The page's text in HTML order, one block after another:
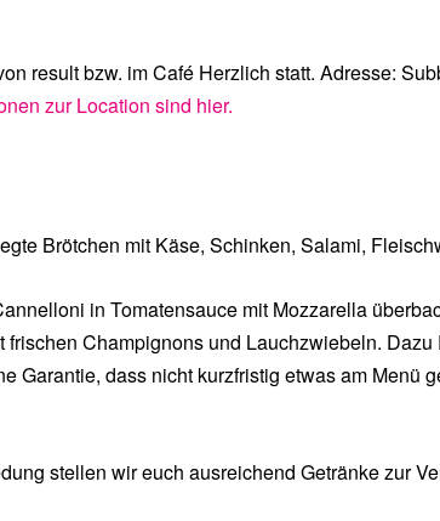
result bzw. im Café Herzlich statt. Adresse:
zur Location sind hier.
Brötchen mit Käse, Schinken, Salami,
in Tomatensauce mit Mozzarella
Champignons und Lauchzwiebeln.
Garantie, dass nicht kurzfristig etwas am Menü
stellen wir euch ausreichend Getränke zur